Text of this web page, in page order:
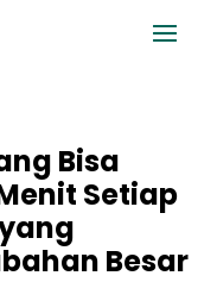
Bisa
Setiap
Besar